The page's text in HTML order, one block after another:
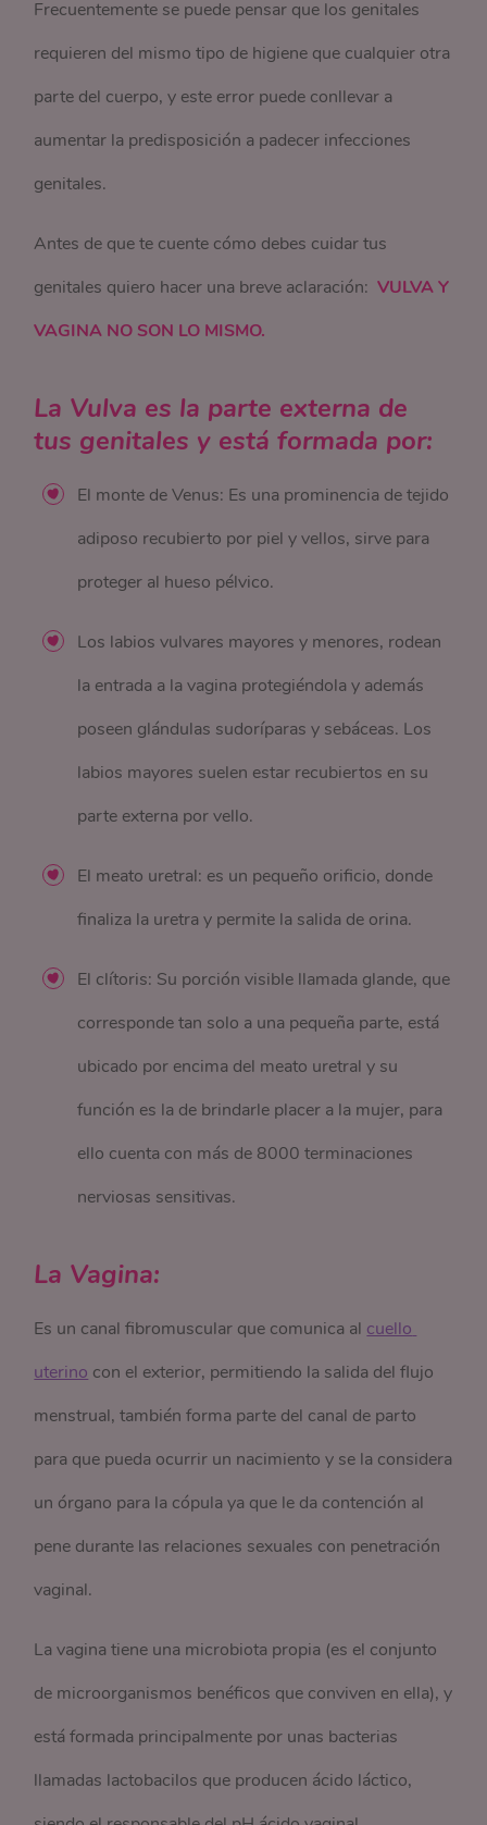
Frecuentemente se puede pensar que los genitales
requieren del mismo tipo de higiene que cualquier otra
parte del cuerpo, y este error puede conllevar a
aumentar la predisposición a padecer infecciones
genitales.
Antes de que te cuente cómo debes cuidar tus
genitales quiero hacer una breve aclaración:VULVA Y
VAGINA NO SON LO MISMO.
La Vulva es la parte externa de
tus genitales y está formada por:
El monte de Venus: Es una prominencia de tejido
adiposo recubierto por piel y vellos, sirve para
proteger al hueso pélvico.
Los labios vulvares mayores y menores, rodean
la entrada a la vagina protegiéndola y además
poseen glándulas sudoríparas y sebáceas. Los
labios mayores suelen estar recubiertos en su
parte externa por vello.
El meato uretral: es un pequeño orificio, donde
finaliza la uretra y permite la salida de orina.
El clítoris: Su porción visible llamada glande, que
corresponde tan solo a una pequeña parte, está
ubicado por encima del meato uretral y su
función es la de brindarle placer a la mujer, para
ello cuenta con más de 8000 terminaciones
nerviosas sensitivas.
La Vagina:
Es un canal fibromuscular que comunica al cuello
uterino con el exterior, permitiendo la salida del flujo
menstrual, también forma parte del canal de parto
para que pueda ocurrir un nacimiento y se la considera
un órgano para la cópula ya que le da contención al
pene durante las relaciones sexuales con penetración
vaginal.
La vagina tiene una microbiota propia (es el conjunto
de microorganismos benéficos que conviven en ella), y
está formada principalmente por unas bacterias
llamadas lactobacilos que producen ácido láctico,